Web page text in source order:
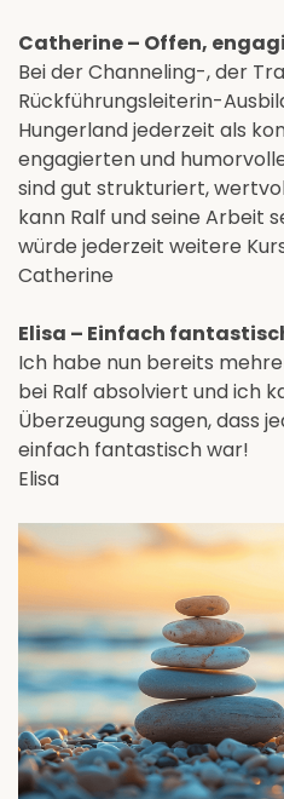
Catherine – Offen,
Bei der Channeling-, der
Rückführungsleiterin-
Hungerland jederzeit als
engagierten und
sind gut strukturiert,
kann Ralf und seine Arbeit
würde jederzeit weitere
Catherine
Elisa – Einfach
Ich habe nun bereits
bei Ralf absolviert und ich
Überzeugung sagen, dass
einfach fantastisch war!
Elisa